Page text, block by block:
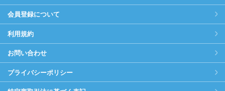
会員登録について
利用規約
お問い合わせ
プライバシーポリシー